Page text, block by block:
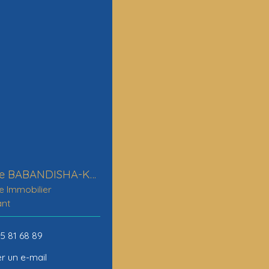
Stéphane BABANDISHA-KALALA
Immobilier
81 68 89
un e-mail